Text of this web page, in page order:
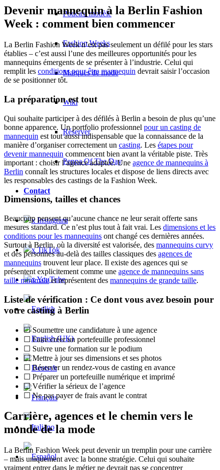
Podcast modèle
Fashion Weeks
Marques de mode
Wiki
Réserver
Peppa Of The Day
Contact
x Instagram
x TikTok
x YouTube
Devenir mannequin à la Berlin Fashion
Week : comment bien commencer
La Berlin Fashion Week n’est pas seulement un défilé pour les stars
établies – c’est aussi l’une des meilleures opportunités pour les
mannequins émergents de se présenter à l’industrie. Celui qui
remplit les conditions pour être mannequin devrait saisir l’occasion
de se positionner tôt.
La préparation est tout
Qui souhaite participer à des défilés à Berlin a besoin de plus qu’une
bonne apparence. Un portfolio professionnel pour un casting de
mannequin est tout aussi indispensable que la connaissance de la
manière d’organiser correctement un casting. Les étapes pour
devenir mannequin commencent bien avant la véritable piste. Très
important : choisir l’agence adaptée. Une agence de mannequins à
Berlin connaît les structures locales et dispose de liens directs avec
les responsables des castings de la Fashion Week.
Dimensions, tailles et chances
Beaucoup pensent qu’aucune chance ne leur serait offerte sans
mesures standard. Ce n’est plus tout à fait vrai. Les dimensions et les
conditions pour les mannequins ont changé ces dernières années.
Surtout à Berlin, où la diversité est valorisée, des mannequins curvy
et des personnes au-delà des tailles classiques des agences de
mannequins trouvent leur place. Il existe des agences qui se
présentent explicitement comme une agence de mannequins sans
taille minimaleet représentent des mannequins de grande taille.
Liste de vérification : Ce dont vous avez besoin pour
votre casting à Berlin
☐ Soumettre une candidature à une agence
☐ Faire créer un portefeuille professionnel
☐ Suivre une formation sur le podium
☐ Mettre à jour ses dimensions et ses photos
☐ Réserver un rendez-vous de casting en avance
☐ Préparer un portefeuille numérique et imprimé
☐ Vérifier la sérieux de l’agence
☐ Ne pas payer de frais avant le contrat
Carrière, agences et le chemin vers le
monde de la mode
La Berlin Fashion Week peut devenir un tremplin pour une carrière
– mais uniquement avec la bonne stratégie. Celui qui souhaite
vraiment entrer dans le métier ne devrait pas se concentrer